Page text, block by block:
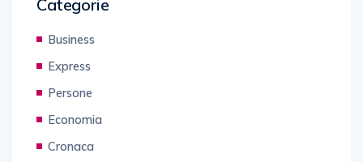
Categorie
Business
Express
Persone
Economia
Cronaca